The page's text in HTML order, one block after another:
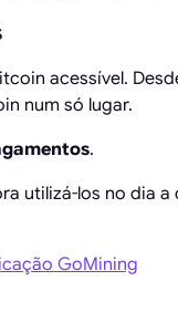
acessível.
num só lugar.
.
utilizá-los no dia
GoMining